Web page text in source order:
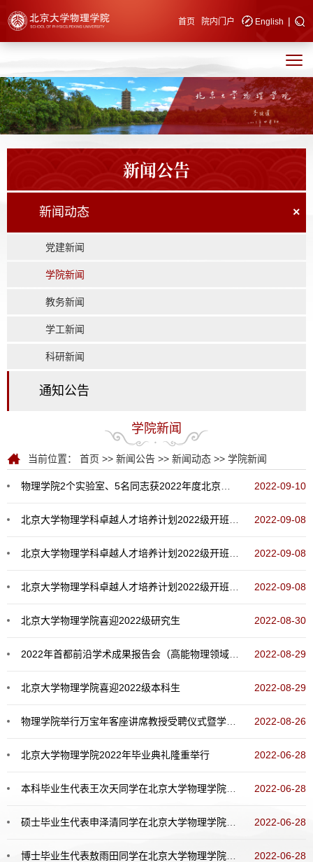
快速导航 首页 院内门户 English |
新闻公告
新闻动态 ×
党建新闻
学院新闻
教务新闻
学工新闻
科研新闻
通知公告
学院新闻
当前位置： 首页 >> 新闻公告 >> 新闻动态 >> 学院新闻
物理学院2个实验室、5名同志获2022年度北京大学实验室工作先进表彰 2022-09-10
北京大学物理学科卓越人才培养计划2022级开班式学生代表郑天棋发言 2022-09-08
北京大学物理学科卓越人才培养计划2022级开班式教师代表刘玉鑫教授发言 2022-09-08
北京大学物理学科卓越人才培养计划2022级开班式举行 2022-09-08
北京大学物理学院喜迎2022级研究生 2022-08-30
2022年首都前沿学术成果报告会（高能物理领域）在北京大学举办 2022-08-29
北京大学物理学院喜迎2022级本科生 2022-08-29
物理学院举行万宝年客座讲席教授受聘仪式暨学术报告 2022-08-26
北京大学物理学院2022年毕业典礼隆重举行 2022-06-28
本科毕业生代表王次天同学在北京大学物理学院2022年毕业典礼上的发言 2022-06-28
硕士毕业生代表申泽清同学在北京大学物理学院2022年毕业典礼上的发言 2022-06-28
博士毕业生代表敖雨田同学在北京大学物理学院2022年毕业典礼上的发言 2022-06-28